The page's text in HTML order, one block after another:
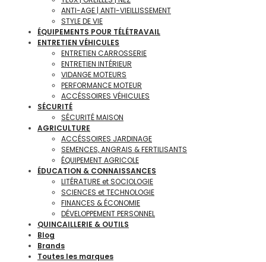
ANTI-AGE | ANTI-VIEILLISSEMENT
STYLE DE VIE
ÉQUIPEMENTS POUR TÉLÉTRAVAIL
ENTRETIEN VÉHICULES
ENTRETIEN CARROSSERIE
ENTRETIEN INTÉRIEUR
VIDANGE MOTEURS
PERFORMANCE MOTEUR
ACCÉSSOIRES VÉHICULES
SÉCURITÉ
SÉCURITÉ MAISON
AGRICULTURE
ACCÉSSOIRES JARDINAGE
SEMENCES, ANGRAIS & FERTILISANTS
ÉQUIPEMENT AGRICOLE
ÉDUCATION & CONNAISSANCES
LITÉRATURE et SOCIOLOGIE
SCIENCES et TECHNOLOGIE
FINANCES & ÉCONOMIE
DÉVELOPPEMENT PERSONNEL
QUINCAILLERIE & OUTILS
Blog
Brands
Toutes les marques